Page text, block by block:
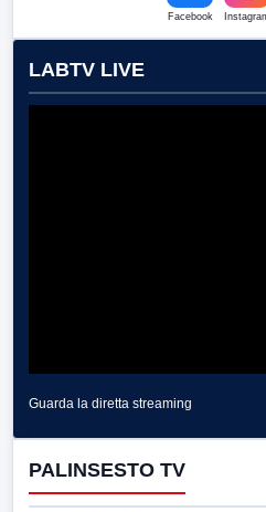
Facebook
LABTV LIVE
Guarda la diretta streaming
PALINSESTO TV